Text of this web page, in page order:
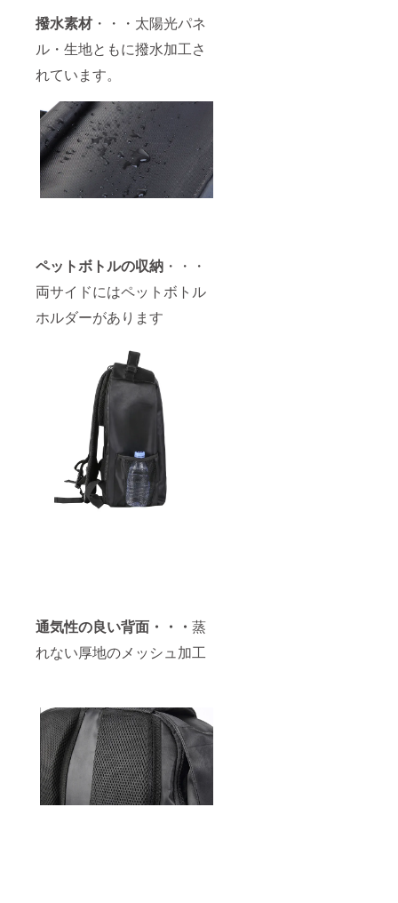
撥水素材・・・太陽光パネ
ル・生地ともに撥水加工さ
れています。
ペットボトルの収納 ・・・
両サイドにはペットボトル
ホルダーがあります
通気性の良い背面・・・ 蒸
れない厚地のメッシュ加工